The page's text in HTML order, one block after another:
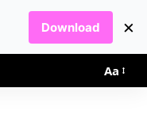
Aa
Download ×